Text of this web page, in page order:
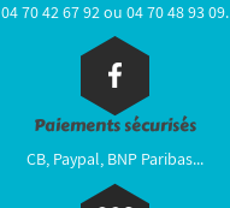
04 70 42 67 92 ou 04 70 48 93 09.
Paiements sécurisés
CB, Paypal, BNP Paribas...